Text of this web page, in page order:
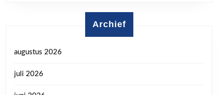
Archief
augustus 2026
juli 2026